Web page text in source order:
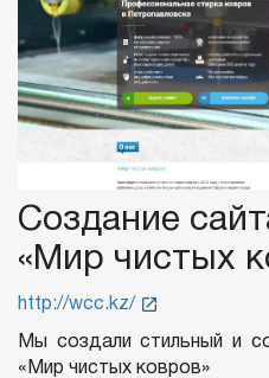
Создание
«Мир чистых
http://wcc.kz/
Мы создали стильный и
«Мир чистых ковров»